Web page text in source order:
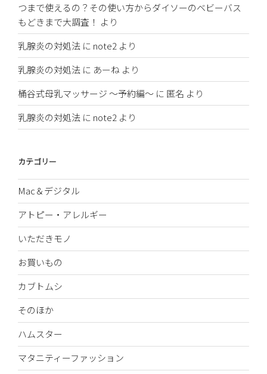
つまで使えるの？その使い方からダイソーのベビーバス
もどきまで大調査！ より
乳腺炎の対処法 に note2 より
乳腺炎の対処法 に あーね より
桶谷式母乳マッサージ 〜予約編〜 に 匿名 より
乳腺炎の対処法 に note2 より
カテゴリー
Mac＆デジタル
アトピー・アレルギー
いただきモノ
お買いもの
カブトムシ
そのほか
ハムスター
マタニティーファッション